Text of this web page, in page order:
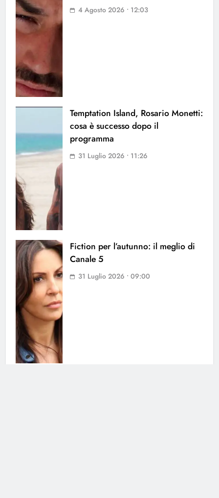
4 Agosto 2026 • 12:03
Temptation Island, Rosario Monetti:
cosa è successo dopo il
programma
31 Luglio 2026 • 11:26
Fiction per l’autunno: il meglio di
Canale 5
31 Luglio 2026 • 09:00